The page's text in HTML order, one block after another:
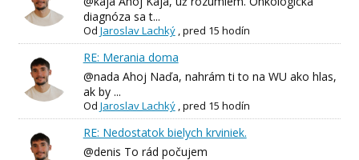
diagnóza sa t...
Od Jaroslav Lachký,pred 15 hodín
RE: Merania doma
@nada Ahoj Naďa, nahrám ti to na WU ako hlas,
ak by ...
Od Jaroslav Lachký,pred 15 hodín
RE: Nedostatok bielych krviniek.
@denis To rád počujem